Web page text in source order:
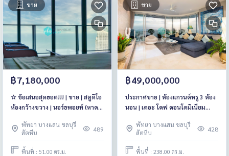
ขาย
฿7,180,000
☆ ข้อเสนอสุดฮอต!!! | ขาย | สตูดิโอ
ห้องกว้างขวาง | นอร์ธพอยท์ (หาด
พัทยา บางแสน ชลบุรี
สัตหีบ
489
พื้นที่ : 51.00 ตร.ม.
ขาย
฿49,000,000
ประกาศขาย | ห้องแกรนด์หรู 3 ห้อง
นอน | เดอะ โคฟ คอนโดมิเนียม
พัทยา บางแสน ชลบุรี
สัตหีบ
428
พื้นที่ : 238.00 ตร.ม.